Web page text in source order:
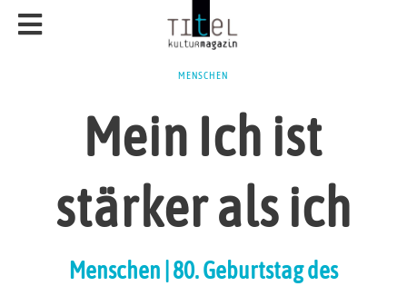
MENSCHEN
Mein Ich ist
stärker als ich
Menschen | 80. Geburtstag des